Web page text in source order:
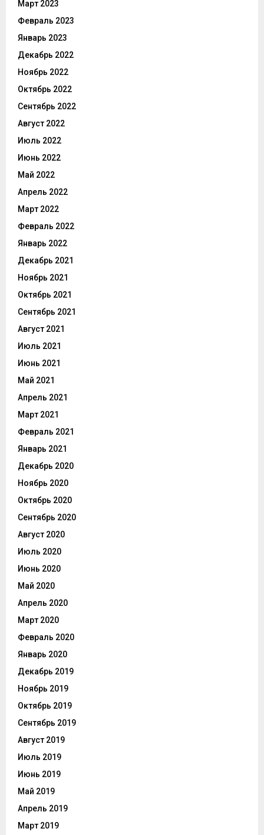
Март 2023
Февраль 2023
Январь 2023
Декабрь 2022
Ноябрь 2022
Октябрь 2022
Сентябрь 2022
Август 2022
Июль 2022
Июнь 2022
Май 2022
Апрель 2022
Март 2022
Февраль 2022
Январь 2022
Декабрь 2021
Ноябрь 2021
Октябрь 2021
Сентябрь 2021
Август 2021
Июль 2021
Июнь 2021
Май 2021
Апрель 2021
Март 2021
Февраль 2021
Январь 2021
Декабрь 2020
Ноябрь 2020
Октябрь 2020
Сентябрь 2020
Август 2020
Июль 2020
Июнь 2020
Май 2020
Апрель 2020
Март 2020
Февраль 2020
Январь 2020
Декабрь 2019
Ноябрь 2019
Октябрь 2019
Сентябрь 2019
Август 2019
Июль 2019
Июнь 2019
Май 2019
Апрель 2019
Март 2019